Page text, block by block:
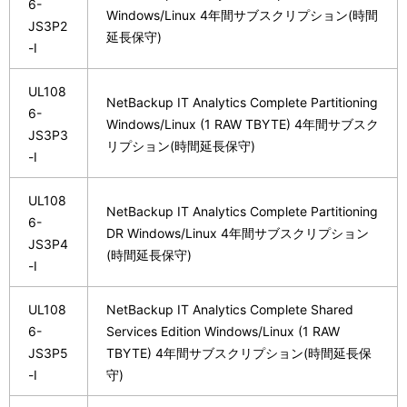
6-
JS3P2
-I
Windows/Linux 4年間サブスクリプション(時間
延長保守)
UL108
6-
JS3P3
-I
NetBackup IT Analytics Complete Partitioning
Windows/Linux (1 RAW TBYTE) 4年間サブスク
リプション(時間延長保守)
UL108
6-
JS3P4
-I
NetBackup IT Analytics Complete Partitioning
DR Windows/Linux 4年間サブスクリプション
(時間延長保守)
UL108
6-
JS3P5
-I
NetBackup IT Analytics Complete Shared
Services Edition Windows/Linux (1 RAW
TBYTE) 4年間サブスクリプション(時間延長保
守)